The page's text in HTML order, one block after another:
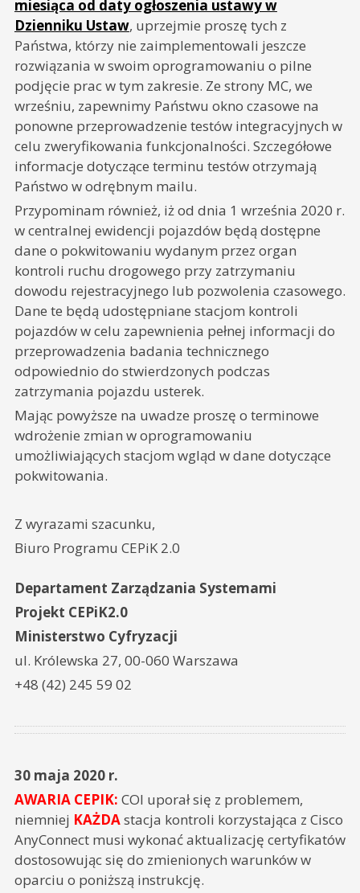
miesiąca od daty ogłoszenia ustawy w
Dzienniku Ustaw, uprzejmie proszę tych z
Państwa, którzy nie zaimplementowali jeszcze
rozwiązania w swoim oprogramowaniu o pilne
podjęcie prac w tym zakresie. Ze strony MC, we
wrześniu, zapewnimy Państwu okno czasowe na
ponowne przeprowadzenie testów integracyjnych w
celu zweryfikowania funkcjonalności. Szczegółowe
informacje dotyczące terminu testów otrzymają
Państwo w odrębnym mailu.
Przypominam również, iż od dnia 1 września 2020 r.
w centralnej ewidencji pojazdów będą dostępne
dane o pokwitowaniu wydanym przez organ
kontroli ruchu drogowego przy zatrzymaniu
dowodu rejestracyjnego lub pozwolenia czasowego.
Dane te będą udostępniane stacjom kontroli
pojazdów w celu zapewnienia pełnej informacji do
przeprowadzenia badania technicznego
odpowiednio do stwierdzonych podczas
zatrzymania pojazdu usterek.
Mając powyższe na uwadze proszę o terminowe
wdrożenie zmian w oprogramowaniu
umożliwiających stacjom wgląd w dane dotyczące
pokwitowania.
Z wyrazami szacunku,
Biuro Programu CEPiK 2.0
Departament Zarządzania Systemami
Projekt CEPiK2.0
Ministerstwo Cyfryzacji
ul. Królewska 27, 00-060 Warszawa
+48 (42) 245 59 02
30 maja 2020 r.
AWARIA CEPIK: COI uporał się z problemem,
niemniej KAŻDAstacja kontroli korzystająca z Cisco
AnyConnect musi wykonać aktualizację certyfikatów
dostosowując się do zmienionych warunków w
oparciu o poniższą instrukcję.